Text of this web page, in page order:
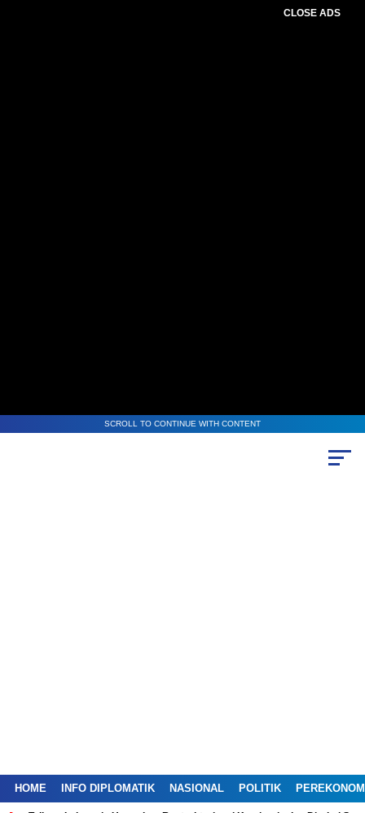
CLOSE ADS
SCROLL TO CONTINUE WITH CONTENT
HOME INFO DIPLOMATIK NASIONAL POLITIK